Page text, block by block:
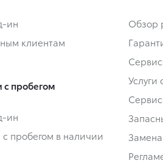
ин
клиентам
пробегом
ин
пробегом в наличии
Обзор
Услуги